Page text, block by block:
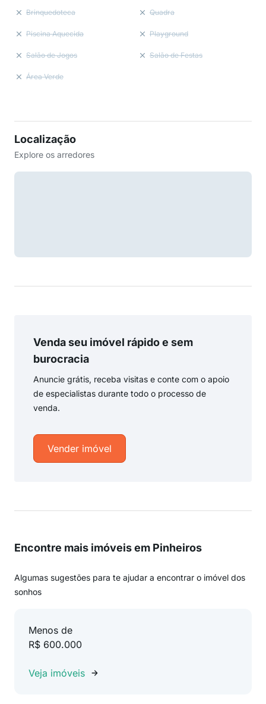
Brinquedoteca Quadra
Piscina Aquecida Playground
Salão de Jogos Salão de Festas
Área Verde
Localização
Explore os arredores
Venda seu imóvel rápido e sem
burocracia
Anuncie grátis, receba visitas e conte com o apoio
de especialistas durante todo o processo de
venda.
Vender imóvel
Encontre mais imóveis em Pinheiros
Algumas sugestões para te ajudar a encontrar o imóvel dos
sonhos
Menos de
R$ 600.000
Veja imóveis